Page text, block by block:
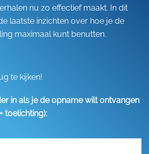
nu zo effectief maakt. In dit
laatste inzichten over hoe je de
maximaal kunt benutten.
te kijken!
in als je de opname wilt ontvangen
toelichting):